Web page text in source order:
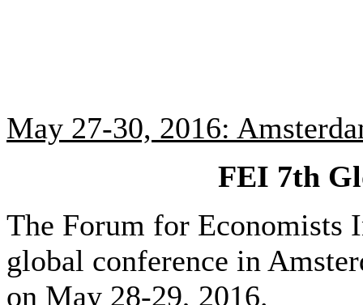
May 27-30, 2016:
FEI 7th
The Forum for Economists
global conference in
on May 28-29, 2016.